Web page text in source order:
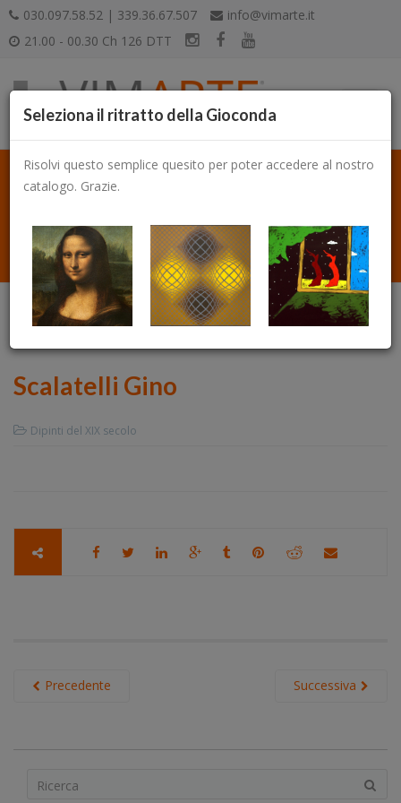
030.097.58.52 | 339.36.67.507
info@vimarte.it
21.00 - 00.30 Ch 126 DTT
Scalatelli Gino
Dipinti del XIX secolo
Successiva
Precedente
Seleziona il ritratto della Gioconda
Risolvi questo semplice quesito per poter accedere al nostro
catalogo. Grazie.